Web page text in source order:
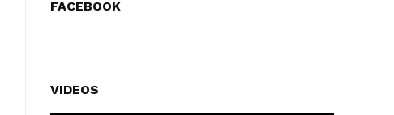
FACEBOOK
VIDEOS